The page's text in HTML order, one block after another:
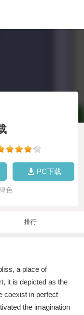
PC下载
色
排行
a place of
it is depicted as the
coexist in perfect
the imagination